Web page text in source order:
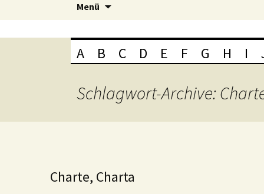
Menü
A B C D E F G H I
Schlagwort-Archive:
Charte, Charta